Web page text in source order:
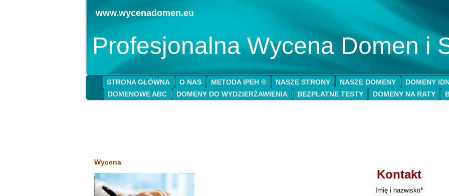
Profesjonalna Wycena Domen i
www.wycenadomen.eu
STRONA GŁÓWNA O NAS METODA IPEH ® NASZE STRONY NASZE DOMENY
DOMENY
DOMENOWE ABC
DOMENY DO WYDZIERŻAWIENIA BEZPŁATNE TESTY DOMENY NA RATY
Wycena
Kontakt
Imię i nazwisko*